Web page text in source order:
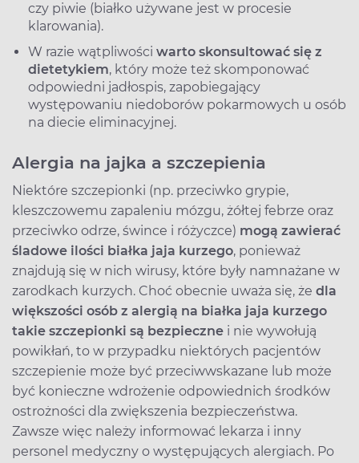
czy piwie (białko używane jest w procesie
klarowania).
W razie wątpliwości warto skonsultować się z
dietetykiem, który może też skomponować
odpowiedni jadłospis, zapobiegający
występowaniu niedoborów pokarmowych u osób
na diecie eliminacyjnej.
Alergia na jajka a szczepienia
Niektóre szczepionki (np. przeciwko grypie,
kleszczowemu zapaleniu mózgu, żółtej febrze oraz
przeciwko odrze, śwince i różyczce) mogą zawierać
śladowe ilości białka jaja kurzego, ponieważ
znajdują się w nich wirusy, które były namnażane w
zarodkach kurzych. Choć obecnie uważa się, że dla
większości osób z alergią na białka jaja kurzego
takie szczepionki są bezpieczne i nie wywołują
powikłań, to w przypadku niektórych pacjentów
szczepienie może być przeciwwskazane lub może
być konieczne wdrożenie odpowiednich środków
ostrożności dla zwiększenia bezpieczeństwa.
Zawsze więc należy informować lekarza i inny
personel medyczny o występujących alergiach. Po